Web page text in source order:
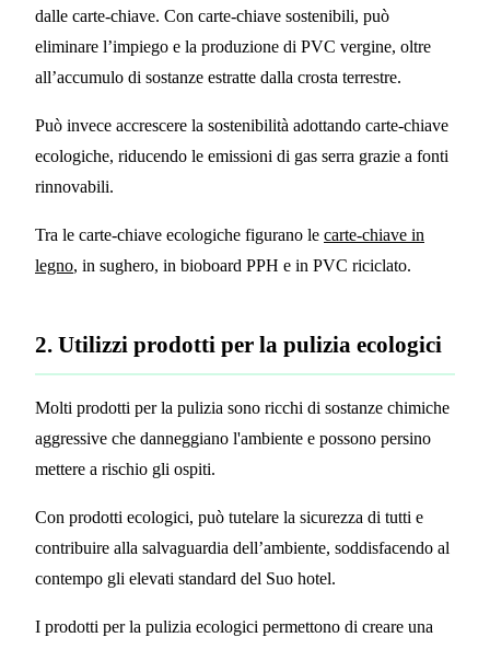
dalle carte-chiave. Con carte-chiave sostenibili, può
eliminare l’impiego e la produzione di PVC vergine, oltre
all’accumulo di sostanze estratte dalla crosta terrestre.
Può invece accrescere la sostenibilità adottando carte-chiave
ecologiche, riducendo le emissioni di gas serra grazie a fonti
rinnovabili.
Tra le carte-chiave ecologiche figurano le carte-chiave in
legno, in sughero, in bioboard PPH e in PVC riciclato.
2. Utilizzi prodotti per la pulizia ecologici
Molti prodotti per la pulizia sono ricchi di sostanze chimiche
aggressive che danneggiano l'ambiente e possono persino
mettere a rischio gli ospiti.
Con prodotti ecologici, può tutelare la sicurezza di tutti e
contribuire alla salvaguardia dell’ambiente, soddisfacendo al
contempo gli elevati standard del Suo hotel.
I prodotti per la pulizia ecologici permettono di creare una